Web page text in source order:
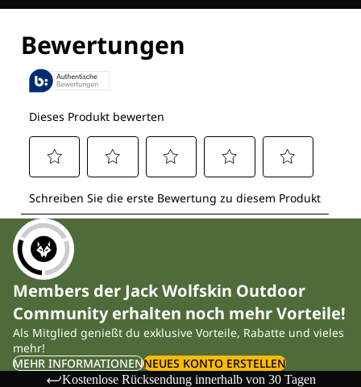
Members der Jack Wolfskin Outdoor
Community erhalten noch mehr Vorteile!
Als Mitglied genießt du exklusive Vorteile, Rabatte und vieles
mehr!
MEHR INFORMATIONENNEUES KONTO ERSTELLEN
Kostenlose Rücksendung innerhalb von 30 Tagen